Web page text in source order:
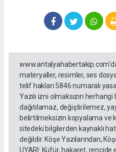
materyaller, resimler, ses
telif hakları 5846 numaralı
Yazılı izni olmaksızın
dağıtılamaz, değiştirilemez,
belirtilmeksizin kopyalama ve
sitedeki bilgilerden kaynaklı
değildir. Köşe Yazılarından,
UYARI: Küfür, hakaret, rencide